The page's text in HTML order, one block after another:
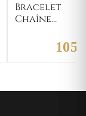
Bracelet
Chaîne
105